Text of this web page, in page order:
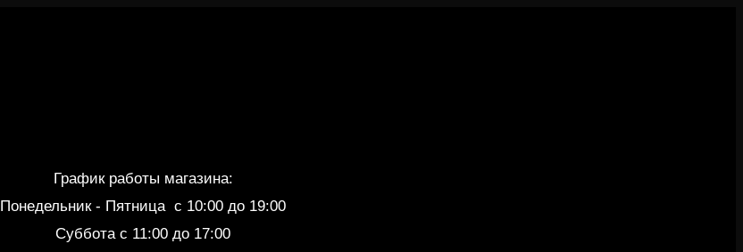
График работы магазина:
Понедельник - Пятница c 10:00 до 19:00
Суббота с 11:00 до 17:00